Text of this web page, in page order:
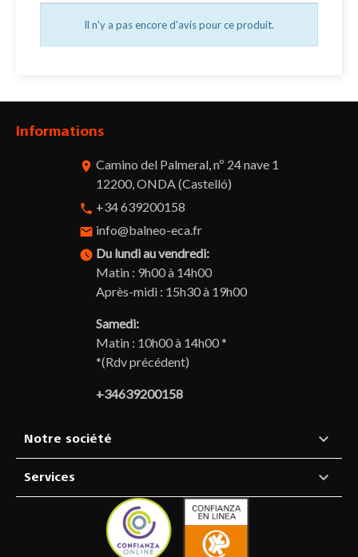
Il n'y a pas encore d'avis pour ce produit.
Informations
room Camino del Palmeral, nº 24 nave 1
12200, ONDA (Castelló)
phone +34 639200158
email info@balneo-eca.fr
watch_later Du lundi au vendredi:
Matin : 9h00 à 14h00
Après-midi : 15h30 à 19h00
Samedi:
Matin : 10h00 à 14h00 *
*(Rdv précédent)
+34639200158
Notre société 
Services 